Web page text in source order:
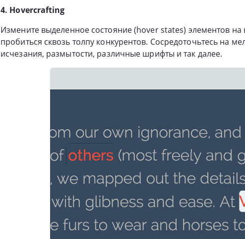
4. Hovercrafting
Измените выделенное состояние (hover states) элементов
пробиться сквозь толпу конкурентов. Сосредоточьтесь на
исчезания, размытости, различные шрифты и так далее.